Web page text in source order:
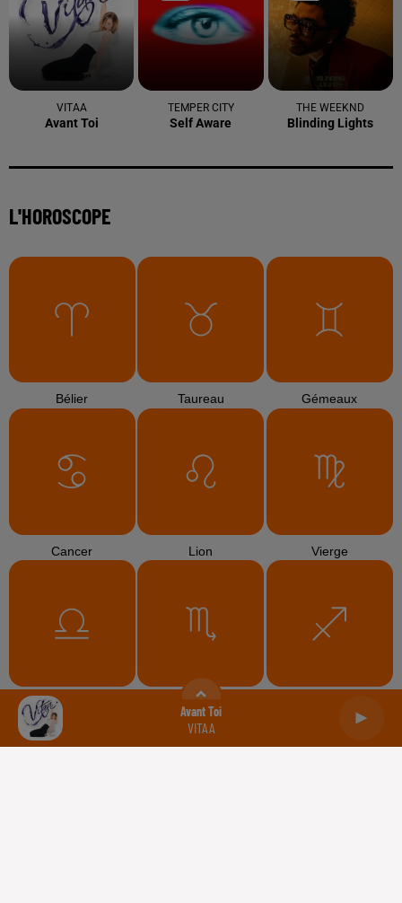
Avant Toi
VITAA
VITAA
Avant Toi
TEMPER CITY
Self Aware
THE WEEKND
Blinding Lights
L'HOROSCOPE
Bélier Taureau Gémeaux
Cancer Lion Vierge
Balance Scorpion